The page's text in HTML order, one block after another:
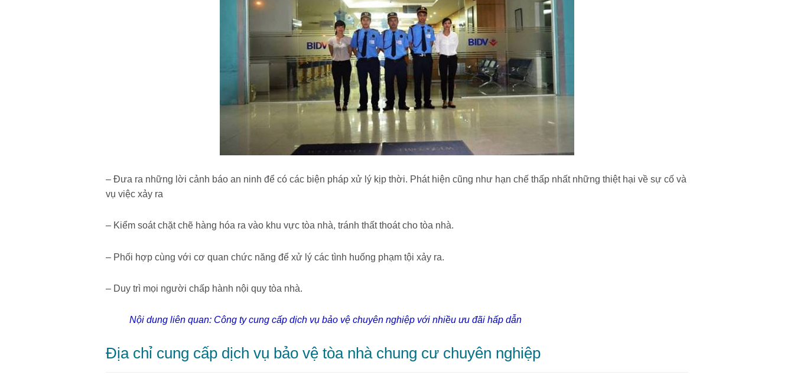
– Đưa ra những lời cảnh báo an ninh để có các biện pháp xử lý kịp thời. Phát hiện cũng như hạn chế thấp nhất những thiệt hại về sự cố và
vụ việc xảy ra
– Kiểm soát chặt chẽ hàng hóa ra vào khu vực tòa nhà, tránh thất thoát cho tòa nhà.
– Phối hợp cùng với cơ quan chức năng để xử lý các tình huống phạm tội xảy ra.
– Duy trì mọi người chấp hành nội quy tòa nhà.
Nội dung liên quan: Công ty cung cấp dịch vụ bảo vệ chuyên nghiệp với nhiều ưu đãi hấp dẫn
Địa chỉ cung cấp dịch vụ bảo vệ tòa nhà chung cư chuyên nghiệp